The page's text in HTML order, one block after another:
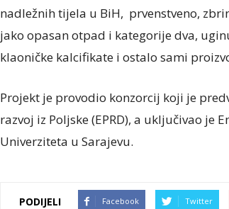
nadležnih tijela u BiH, prvenstveno,
jako opasan otpad i kategorije dva,
klaoničke kalcifikate i ostalo sami
Projekt je provodio konzorcij koji je
razvoj iz Poljske (EPRD), a uključivao je
Univerziteta u Sarajevu.
PODIJELI Facebook Twitter